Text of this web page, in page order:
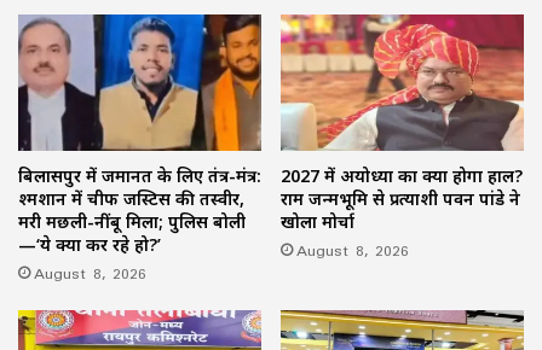
बिलासपुर में जमानत के लिए तंत्र-मंत्र:
श्मशान में चीफ जस्टिस की तस्वीर,
मरी मछली-नींबू मिला; पुलिस बोली
—‘ये क्या कर रहे हो?’
August 8, 2026
2027 में अयोध्या का क्या होगा हाल?
राम जन्मभूमि से प्रत्याशी पवन पांडे ने
खोला मोर्चा
August 8, 2026